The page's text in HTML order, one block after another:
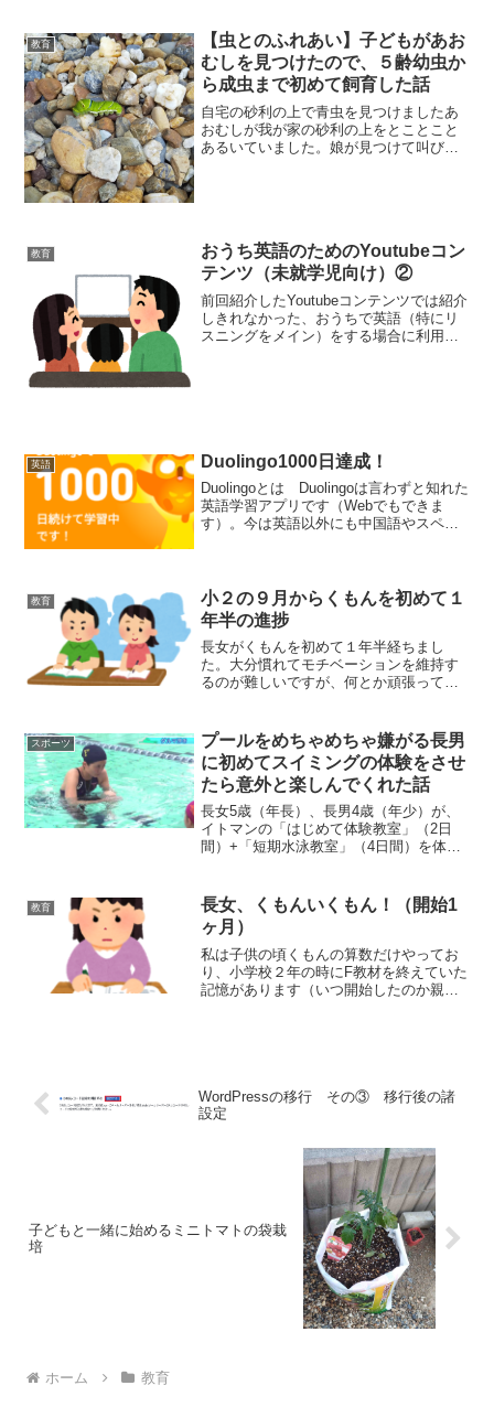
教育
【虫とのふれあい】子どもがあお
むしを見つけたので、５齢幼虫か
ら成虫まで初めて飼育した話
自宅の砂利の上で青虫を見つけましたあ
おむしが我が家の砂利の上をとことこと
あるいていました。娘が見つけて叫びま
教育
おうち英語のためのYoutubeコン
テンツ（未就学児向け）②
前回紹介したYoutubeコンテンツでは紹介
しきれなかった、おうちで英語（特にリ
スニングをメイン）をする場合に利用し
英語 Duolingo1000日達成！
Duolingoとは Duolingoは言わずと知れた
英語学習アプリです（Webでもできま
す）。今は英語以外にも中国語やスペイ
究に招...
教育
小２の９月からくもんを初めて１
年半の進捗
長女がくもんを初めて１年半経ちまし
た。大分慣れてモチベーションを維持す
るのが難しいですが、何とか頑張って続
年半）E200Eに入ってからは進み具合が
格段に遅くなりました...
スポーツ
プールをめちゃめちゃ嫌がる長男
に初めてスイミングの体験をさせ
たら意外と楽しんでくれた話
長女5歳（年長）、長男4歳（年少）が、
イトマンの「はじめて体験教室」（2日
間）+「短期水泳教室」（4日間）を体験
く、運動能力もそこまでではありませ
ん。その長男が体験へ行...
教育
長女、くもんいくもん！（開始1
ヶ月）
私は子供の頃くもんの算数だけやってお
り、小学校２年の時にF教材を終えていた
記憶があります（いつ開始したのか親に
WordPressの移行 その③ 移行後の諸
設定
子どもと一緒に始めるミニトマトの袋栽
培
ホーム 教育